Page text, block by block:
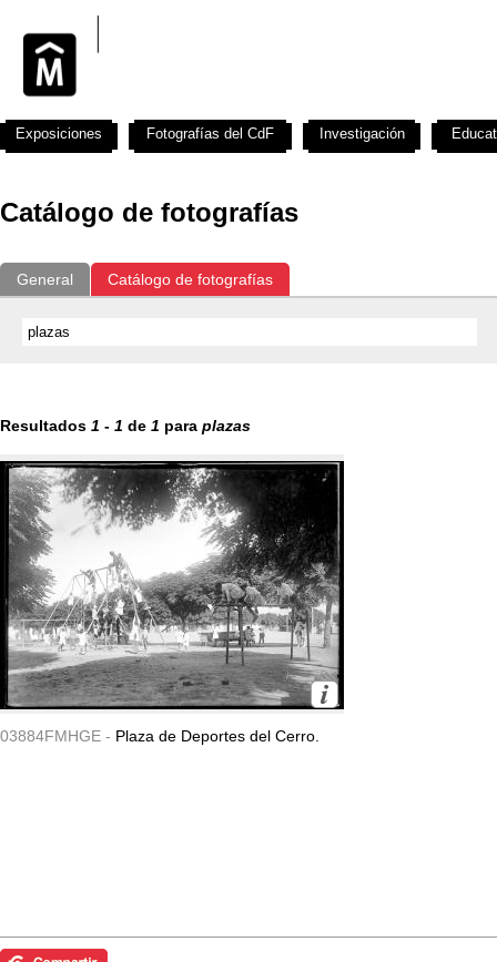
Catálogo de fotografías
General Catálogo de fotografías
Resultados 1 - 1 de 1 para plazas
03884FMHGE - Plaza de Deportes del Cerro.
Exposiciones Fotografías del CdF Investigación